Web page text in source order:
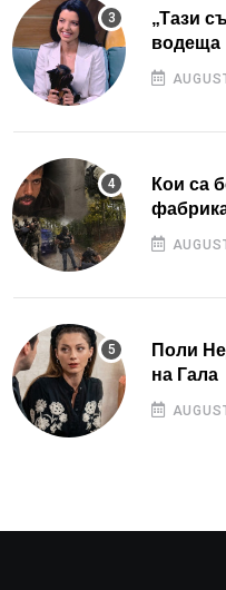
„Тази
водеща
Кои са
Поли
на Гала